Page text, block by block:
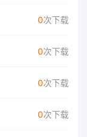
0次下载
0次下载
0次下载
0次下载